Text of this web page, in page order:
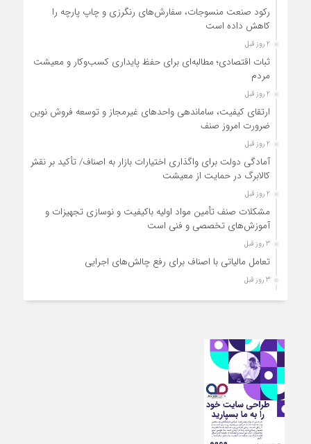
رکود صنعت منسوجات، سفارش‌های رنگرزی و چاپ پارچه را
کاهش داده است
2 روز قبل
ثبات اقتصادی؛ مطالبه‌ای برای حفظ پایداری کسب‌وکار و معیشت
مردم
2 روز قبل
ارتقای کیفیت، ساماندهی واحدهای غیرمجاز و توسعه فروش نوین،
ضرورت امروز صنف
2 روز قبل
آمادگی دولت برای واگذاری اختیارات بازار به اصناف/ تأکید بر نقش
کالابرگ در حمایت از معیشت
2 روز قبل
مشکلات صنف تأمین مواد اولیه باکیفیت و نوسازی تجهیزات و
آموزش‌های تخصصی و فنی است
3 روز قبل
تعامل مالیاتی با اصناف برای رفع چالش‌های اجرایی
3 روز قبل
توجه به دغدغه های اصناف، کلید حل مشکلات اقتصادی کشور
واحدهای مجاز انجام شود